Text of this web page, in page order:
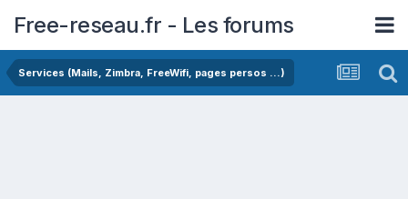
Free-reseau.fr - Les forums
Services (Mails, Zimbra, FreeWifi, pages persos ...)